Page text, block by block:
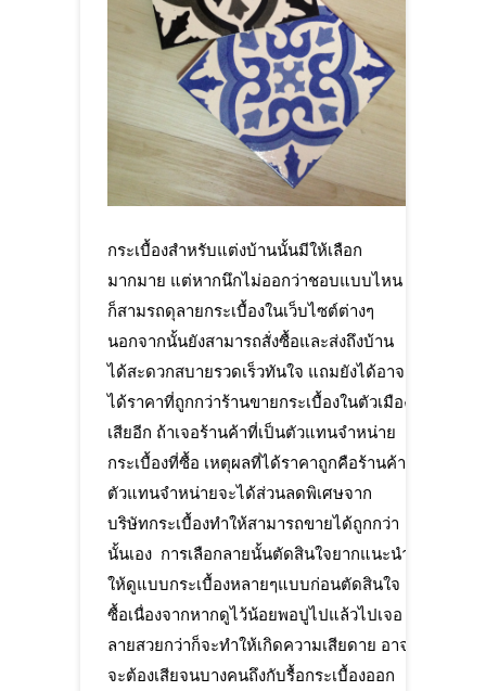
กระเบื้องสำหรับแต่งบ้านนั้นมีให้เลือก
มากมาย แต่หากนึกไม่ออกว่าชอบแบบไหน
ก็สามรถดุลายกระเบื้องในเว็บไซต์ต่างๆ
นอกจากนั้นยังสามารถสั่งซื้อและส่งถึงบ้าน
ได้สะดวกสบายรวดเร็วทันใจ แถมยังได้อาจ
ได้ราคาที่ถูกกว่าร้านขายกระเบื้องในตัวเมือง
เสียอีก ถ้าเจอร้านค้าที่เป็นตัวแทนจำหน่าย
กระเบื้องที่ซื้อ เหตุผลที่ได้ราคาถูกคือร้านค้า
ตัวแทนจำหน่ายจะได้ส่วนลดพิเศษจาก
บริษัทกระเบื้องทำให้สามารถขายได้ถูกกว่า
นั้นเอง การเลือกลายนั้นตัดสินใจยากแนะนำ
ให้ดูแบบกระเบื้องหลายๆแบบก่อนตัดสินใจ
ซื้อเนื่องจากหากดูไว้น้อยพอปูไปแล้วไปเจอ
ลายสวยกว่าก็จะทำให้เกิดความเสียดาย อาจ
จะต้องเสียจนบางคนถึงกับรื้อกระเบื้องออก